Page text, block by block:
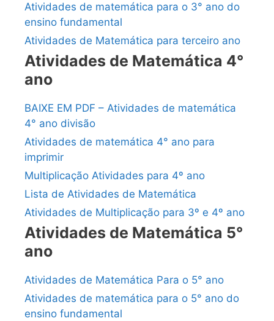
Atividades de matemática para o 3° ano do
ensino fundamental
Atividades de Matemática para terceiro ano
Atividades de Matemática 4°
ano
BAIXE EM PDF – Atividades de matemática
4° ano divisão
Atividades de matemática 4° ano para
imprimir
Multiplicação Atividades para 4º ano
Lista de Atividades de Matemática
Atividades de Multiplicação para 3º e 4º ano
Atividades de Matemática 5°
ano
Atividades de Matemática Para o 5° ano
Atividades de matemática para o 5° ano do
ensino fundamental